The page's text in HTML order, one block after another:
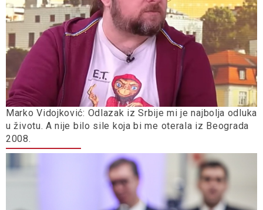
Marko Vidojković: Odlazak iz Srbije mi je najbolja odluka
u životu. A nije bilo sile koja bi me oterala iz Beograda
2008.